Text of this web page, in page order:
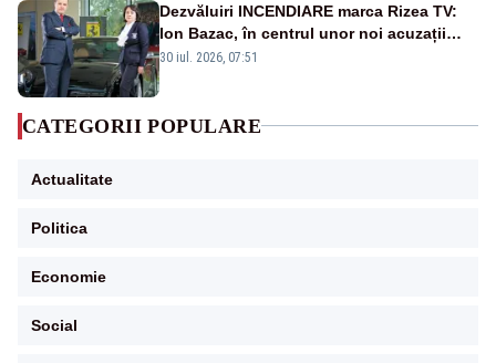
Dezvăluiri INCENDIARE marca Rizea TV:
Ion Bazac, în centrul unor noi acuzații
publice
30 iul. 2026, 07:51
CATEGORII POPULARE
Actualitate
Politica
Economie
Social